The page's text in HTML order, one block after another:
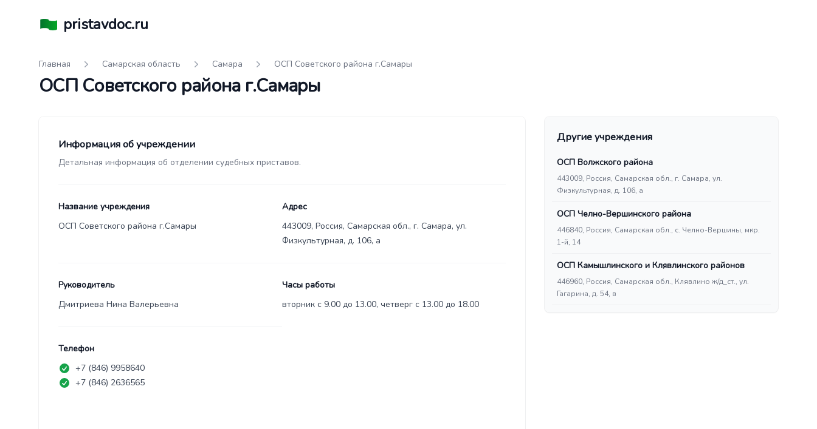
pristavdoc.ru
Главная Самарская область Самара ОСП Советского района г.Самары
ОСП Советского района г.Самары
Информация об учреждении
Детальная информация об отделении судебных приставов.
Название учреждения
ОСП Советского района г.Самары
Адрес
443009, Россия, Самарская обл., г. Самара, ул.
Физкультурная, д. 106, а
Руководитель
Дмитриева Нина Валерьевна
Часы работы
вторник с 9.00 до 13.00, четверг с 13.00 до 18.00
Телефон
+7 (846) 9958640
+7 (846) 2636565
Другие учреждения
ОСП Волжского района
443009, Россия, Самарская обл., г. Самара, ул.
Физкультурная, д. 106, а
ОСП Челно-Вершинского района
446840, Россия, Самарская обл., с. Челно-Вершины, мкр.
1-й, 14
ОСП Камышлинского и Клявлинского районов
446960, Россия, Самарская обл., Клявлино ж/д_ст., ул.
Гагарина, д. 54, в